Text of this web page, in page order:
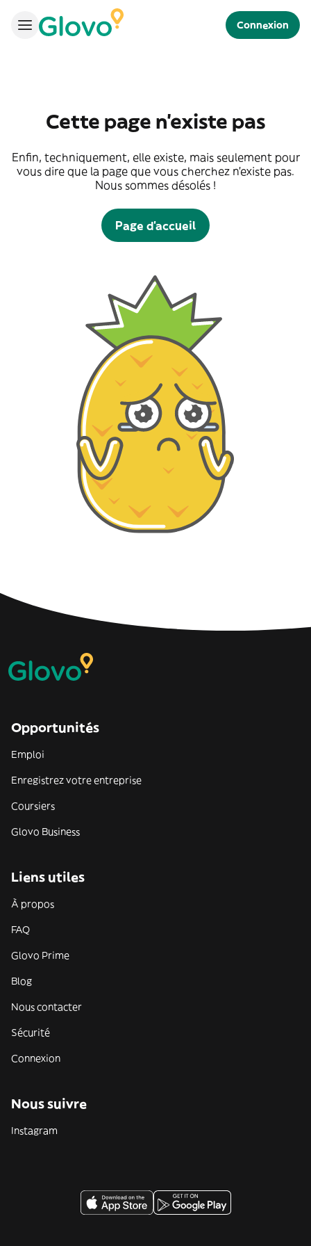
Connexion
Cette page n'existe pas
Enfin, techniquement, elle existe, mais seulement pour
vous dire que la page que vous cherchez n'existe pas.
Nous sommes désolés !
Page d'accueil
Opportunités
Emploi
Enregistrez votre entreprise
Coursiers
Glovo Business
Liens utiles
À propos
FAQ
Glovo Prime
Blog
Nous contacter
Sécurité
Connexion
Nous suivre
Instagram